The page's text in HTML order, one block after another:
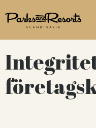
Jobba hos oss
Frågor & Svar